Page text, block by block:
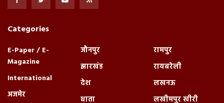
Categories
E-Paper / E-
Magazine
International
अजमेर
जौनपुर
झारखंड
देश
धाता
रामपुर
रायबरेली
लखनऊ
लखीमपुर खीरी